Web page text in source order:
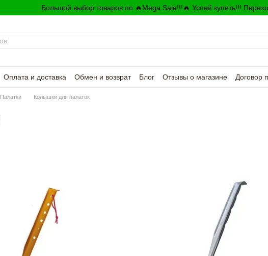
Большой выбор товаров по 🔥Mega Sale!!!🔥 Успей купить!!!
Оплата и доставка Обмен и возврат Блог Отзывы о магазине
Договор
Палатки Колышки для палаток